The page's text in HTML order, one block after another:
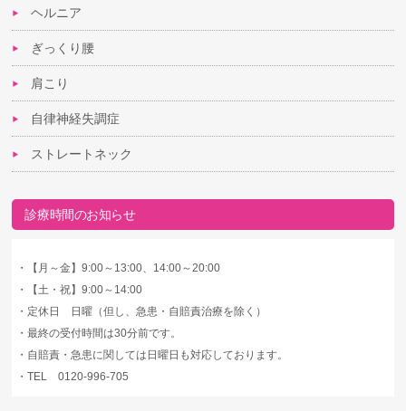
ヘルニア
ぎっくり腰
肩こり
自律神経失調症
ストレートネック
診療時間のお知らせ
・
【月～金】9:00～13:00、14:00～20:00
・
【土・祝】9:00～14:00
・ 定休日 日曜（但し、急患・自賠責治療を除く）
・最終の受付時間は30分前です。
・ 自賠責・急患に関しては日曜日も対応しております。
・TEL 0120-996-705